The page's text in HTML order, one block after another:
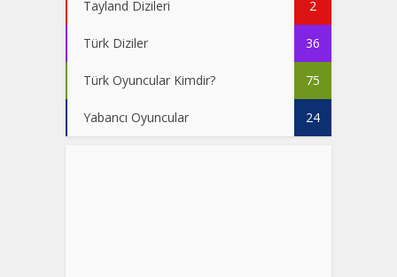
Tayland Dizileri 2
Türk Diziler 36
Türk Oyuncular Kimdir? 75
Yabancı Oyuncular 24